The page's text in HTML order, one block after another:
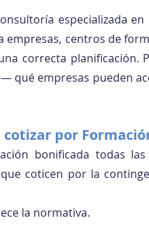
especializada
empresas, centros de
correcta planificación.
qué empresas pueden
por
bonificada todas
coticen por la
la normativa.